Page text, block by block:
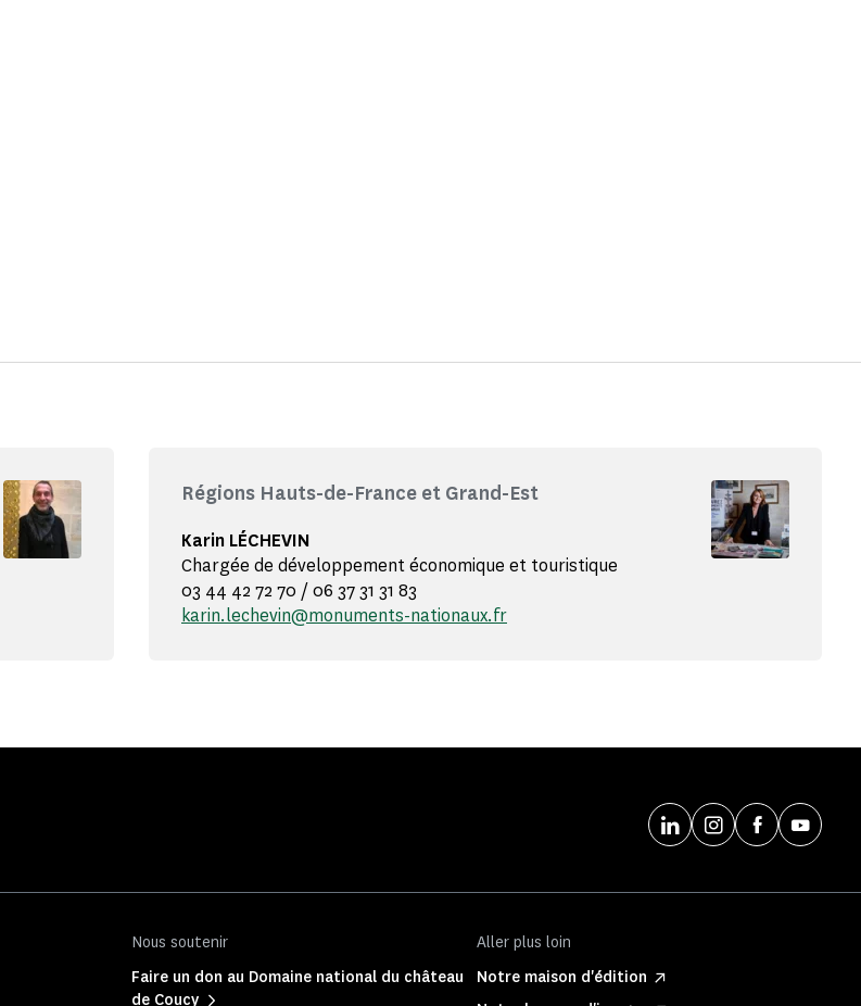
Régions Hauts-de-France et Grand-Est
Karin LÉCHEVIN
Chargée de développement économique et touristique
03 44 42 72 70 / 06 37 31 31 83
karin.lechevin@monuments-nationaux.fr
Nous soutenir
Faire un don au Domaine national du château
de Coucy
Aller plus loin
Notre maison d'édition